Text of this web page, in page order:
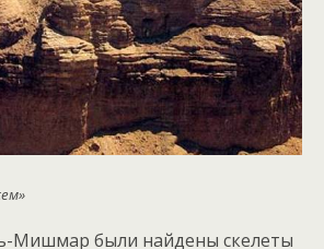
Мишмар были найдены скелеты